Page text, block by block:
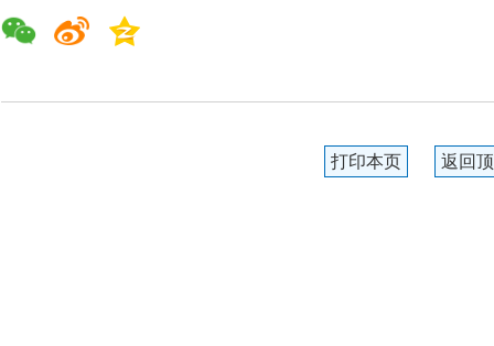
打印本页 返回